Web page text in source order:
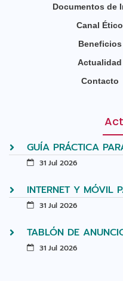
Documentos de
Canal Ético
Beneficios
Actualidad
Contacto
GUÍA PRÁCTICA
31 Jul 2026
INTERNET Y MÓVIL
31 Jul 2026
TABLÓN DE
31 Jul 2026